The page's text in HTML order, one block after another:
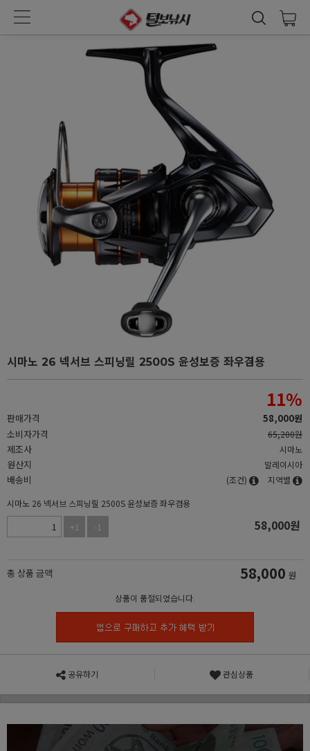
시마노 26 넥서브 스피닝릴 2500S 윤성보증 좌우겸용
판매가격
11%
58,000원
소비자가격
65,200원
제조사 시마노
원산지 말레이시아
배송비 (조건)
지역별
시마노 26 넥서브 스피닝릴 2500S 윤성보증 좌우겸용
+1
-1 58,000원
총 상품 금액 58,000 원
상품이 품절되었습니다.
공유하기 관심상품